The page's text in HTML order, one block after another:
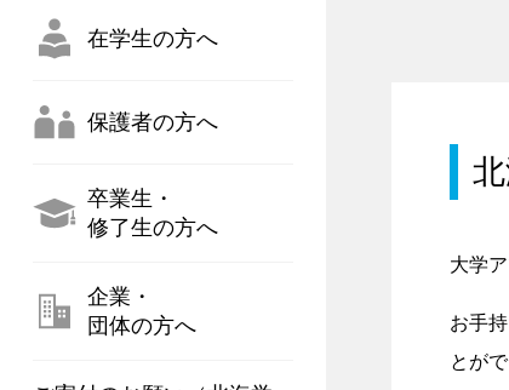
在学生の方へ
保護者の方へ
卒業生・
修了生の方へ
企業・
団体の方へ
大学
お手
とが